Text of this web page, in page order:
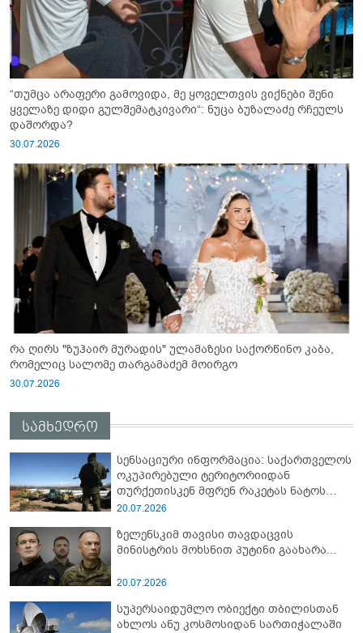
“თუმცა არაფერი გამოვიდა, მე ყოველთვის ვიქნები შენი
ყველაზე დიდი გულშემატკივარი“: ნუცა ბუზალაძე რჩეულს
დაშორდა?
30.07.2026
რა ღირს "ზუჰაირ მურადის" ულამაზესი საქორწინო კაბა,
რომელიც სალომე თარგამაძემ მოირგო
30.07.2026
სამხედრო
სენსაციური ინფორმაცია: საქართველოს
ოკუპირებული ტერიტორიიდან
თურქეთისკენ მფრენ რაკეტას ნატოს
სამიტი კინაღამ ჩაუშლია
20.07.2026
ზელენსკიმ თავისი თავდაცვის
მინისტრის მოხსნით პუტინი გაახარა...
20.07.2026
სუპერსაიდუმლო ობიექტი თბილისთან
ახლოს ანუ კოსმოსიდან სართიჭალაში